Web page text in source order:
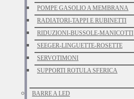
POMPE GASOLIO A MEMBRANA
RADIATORI-TAPPI E RUBINETTI
RIDUZIONI-BUSSOLE-MANICOTTI
SEEGER-LINGUETTE-ROSETTE
SERVOTIMONI
SUPPORTI ROTULA SFERICA
BARRE A LED